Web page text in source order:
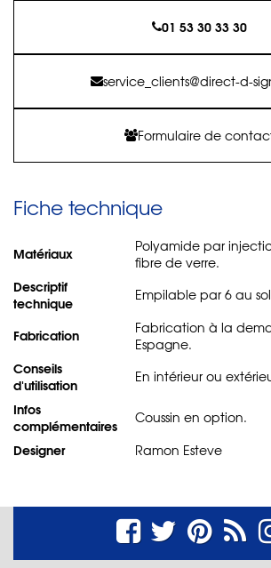
01 53 30 33 30
service_clients@direct-d-
Formulaire de
Fiche technique
Matériaux
Polyamide par
fibre de verre.
Descriptif
technique
Empilable par 6 au
Fabrication
Fabrication à la
Espagne.
Conseils
d'utilisation
En intérieur ou
Infos
complémentaires
Coussin en option.
Designer Ramon Esteve